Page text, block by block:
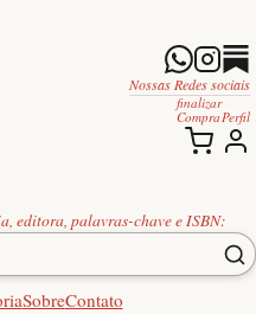
editora, palavras-chave e ISBN:
SobreContato
Nossas Redes sociais
finalizar
Compra Perfil